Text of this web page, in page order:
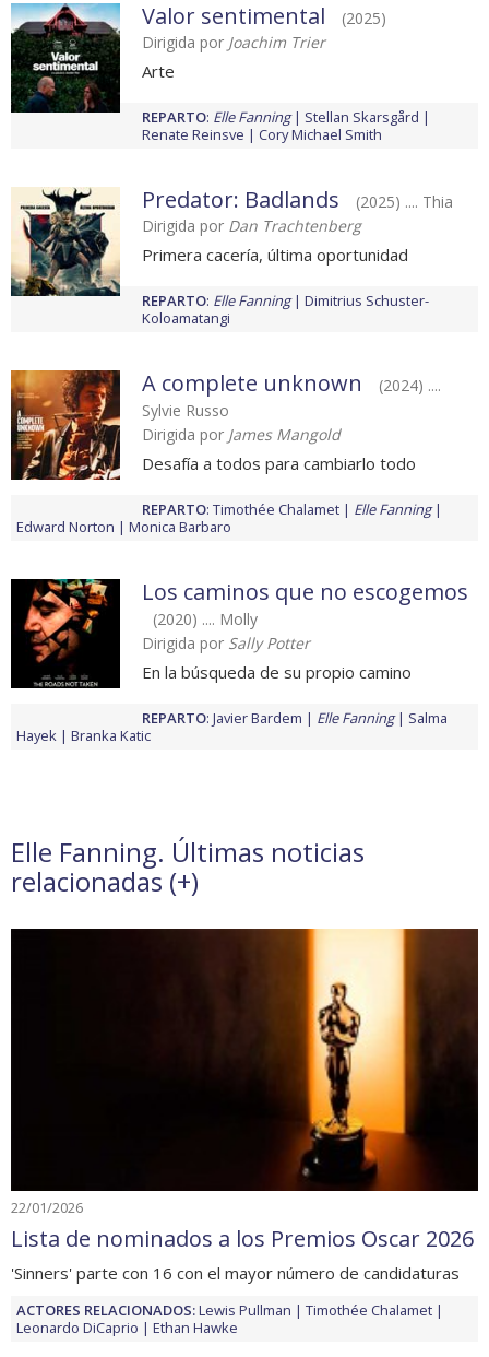
Valor sentimental
(2025)
Dirigida por Joachim Trier
Arte
REPARTO: Elle Fanning
Stellan Skarsgård
Renate Reinsve
Cory Michael Smith
Predator: Badlands
(2025) .... Thia
Dirigida por Dan Trachtenberg
Primera cacería, última oportunidad
REPARTO: Elle Fanning
Dimitrius Schuster-
Koloamatangi
A complete unknown
(2024) ....
Sylvie Russo
Dirigida por James Mangold
Desafía a todos para cambiarlo todo
REPARTO: Timothée Chalamet
Elle Fanning
Edward Norton
Monica Barbaro
Los caminos que no escogemos
(2020) .... Molly
Dirigida por Sally Potter
En la búsqueda de su propio camino
REPARTO: Javier Bardem Elle Fanning
Salma
Hayek
Branka Katic
Elle Fanning. Últimas noticias
relacionadas (+)
22/01/2026
Lista de nominados a los Premios Oscar 2026
'Sinners' parte con 16 con el mayor número de candidaturas
ACTORES RELACIONADOS:Lewis Pullman
Timothée Chalamet
Leonardo DiCaprio
Ethan Hawke